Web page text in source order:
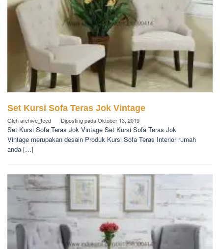
Set Kursi Sofa Teras Jok Vintage
Oleharchive_feed Diposting padaOktober 13, 2019
Set Kursi Sofa Teras Jok Vintage Set Kursi Sofa Teras Jok
Vintage merupakan desain Produk Kursi Sofa Teras Interior rumah
anda […]